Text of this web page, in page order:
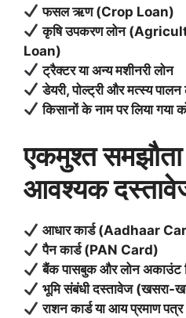
फसल ऋण (Crop Loan)
कृषि उपकरण लोन
Loan)
ट्रैक्टर या अन्य मशीनरी लोन
डेयरी, पोल्ट्री और मत्स्य पालन
किसानों के नाम पर लिया गया
एकमुश्त
आवश्यक
आधार कार्ड (Aadhaar
पैन कार्ड (PAN Card)
बैंक पासबुक और लोन अकाउंट
भूमि संबंधी दस्तावेज (खसरा-
राशन कार्ड या आय प्रमाण पत्र